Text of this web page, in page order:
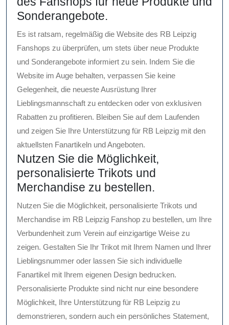
Sonderangebote.
Es ist ratsam, regelmäßig die Website des RB Leipzig
Fanshops zu überprüfen, um stets über neue Produkte
und Sonderangebote informiert zu sein. Indem Sie die
Website im Auge behalten, verpassen Sie keine
Gelegenheit, die neueste Ausrüstung Ihrer
Lieblingsmannschaft zu entdecken oder von exklusiven
Rabatten zu profitieren. Bleiben Sie auf dem Laufenden
und zeigen Sie Ihre Unterstützung für RB Leipzig mit den
aktuellsten Fanartikeln und Angeboten.
Nutzen Sie die Möglichkeit,
personalisierte Trikots und
Merchandise zu bestellen.
Nutzen Sie die Möglichkeit, personalisierte Trikots und
Merchandise im RB Leipzig Fanshop zu bestellen, um Ihre
Verbundenheit zum Verein auf einzigartige Weise zu
zeigen. Gestalten Sie Ihr Trikot mit Ihrem Namen und Ihrer
Lieblingsnummer oder lassen Sie sich individuelle
Fanartikel mit Ihrem eigenen Design bedrucken.
Personalisierte Produkte sind nicht nur eine besondere
Möglichkeit, Ihre Unterstützung für RB Leipzig zu
demonstrieren, sondern auch ein persönliches Statement,